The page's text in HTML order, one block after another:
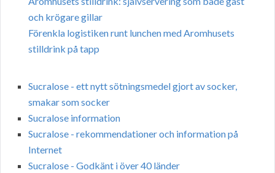
och krögare gillar
Förenkla logistiken runt lunchen med Aromhusets
stilldrink på tapp
Sucralose - ett nytt sötningsmedel gjort av socker,
smakar som socker
Sucralose information
Sucralose - rekommendationer och information på
Internet
Sucralose - Godkänt i över 40 länder